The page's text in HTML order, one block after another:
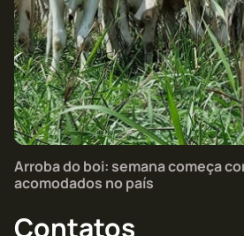
Arroba do boi: semana começa
acomodados no país
Contatos